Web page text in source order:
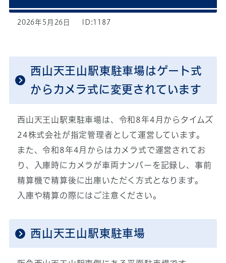
2026年5月26日 ID:1187
西山天王山駅東駐車場はゲート式
からカメラ式に変更されています
西山天王山駅東駐車場は、令和8年4月からタイムズ
24株式会社が指定管理者として運営しています。
また、令和8年4月からはカメラ式で運営されてお
り、入庫時にカメラが車両ナンバーを記録し、事前
精算機で精算後に出庫いただく方式となります。
入庫や精算の際にはご注意ください。
西山天王山駅東駐車場